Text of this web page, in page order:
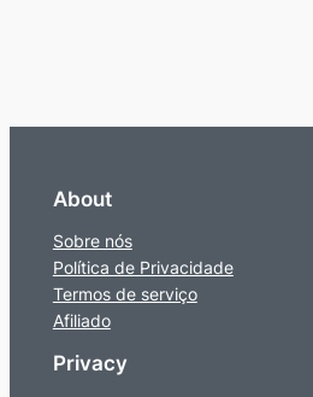
About
Sobre nós
Política de Privacidade
Termos de serviço
Afiliado
Privacy